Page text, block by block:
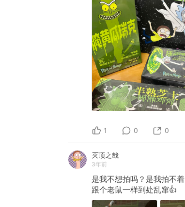
1 0 0
灭顶之哉
3年前
是我不想拍吗？是我拍不着
跟个老鼠一样到处乱窜👍